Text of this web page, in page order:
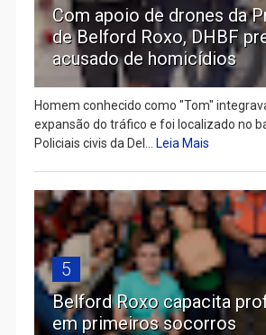
Com apoio de drones da
de Belford Roxo, DHBF
acusado de homicídios
Homem conhecido como "Tom"
expansão do tráfico e foi localizado no
Policiais civis da Del...
Leia Mais
5
Belford Roxo capacita
em primeiros socorros